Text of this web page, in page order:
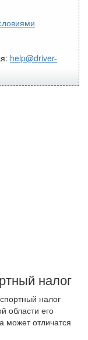
help@driver-
налог
налог
области его
может отличатся